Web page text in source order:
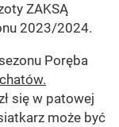
ZAKSĄ
2023/2024.
Poręba
się w patowej
może być